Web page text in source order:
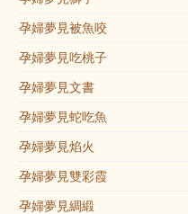
孕婦夢見被魚咬
孕婦夢見吃桃子
孕婦夢見文書
孕婦夢見蛇吃魚
孕婦夢見焰火
孕婦夢見雙彩霞
孕婦夢見綢緞